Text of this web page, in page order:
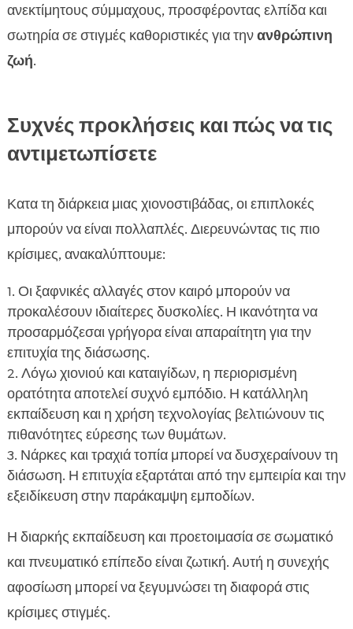
ανεκτίμητους σύμμαχους, προσφέροντας ελπίδα και
σωτηρία σε στιγμές καθοριστικές για τηνανθρώπινη
ζωή.
Συχνές προκλήσεις και πώς να τις
αντιμετωπίσετε
Κατα τη διάρκεια μιας χιονοστιβάδας, οι επιπλοκές
μπορούν να είναι πολλαπλές. Διερευνώντας τις πιο
κρίσιμες, ανακαλύπτουμε:
Οι ξαφνικές αλλαγές στον καιρό μπορούν να
προκαλέσουν ιδιαίτερες δυσκολίες. Η ικανότητα να
προσαρμόζεσαι γρήγορα είναι απαραίτητη για την
επιτυχία της διάσωσης.
Λόγω χιονιού και καταιγίδων, η περιορισμένη
ορατότητα αποτελεί συχνό εμπόδιο. Η κατάλληλη
εκπαίδευση και η χρήση τεχνολογίας βελτιώνουν τις
πιθανότητες εύρεσης των θυμάτων.
Νάρκες και τραχιά τοπία μπορεί να δυσχεραίνουν τη
διάσωση. Η επιτυχία εξαρτάται από την εμπειρία και την
εξειδίκευση στην παράκαμψη εμποδίων.
Η διαρκής εκπαίδευση και προετοιμασία σε σωματικό
και πνευματικό επίπεδο είναι ζωτική. Αυτή η συνεχής
αφοσίωση μπορεί να ξεγυμνώσει τη διαφορά στις
κρίσιμες στιγμές.